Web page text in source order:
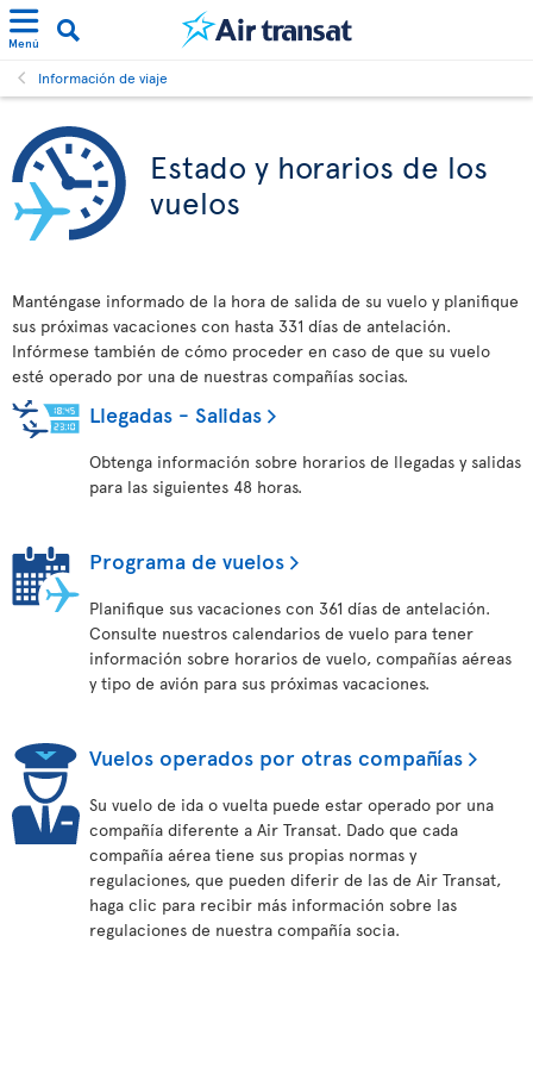
Menú
Información de viaje
Estado y horarios de los
vuelos
Manténgase informado de la hora de salida de su vuelo y planifique
sus próximas vacaciones con hasta 331 días de antelación.
Infórmese también de cómo proceder en caso de que su vuelo
esté operado por una de nuestras compañías socias.
Llegadas - Salidas
Obtenga información sobre horarios de llegadas y salidas
para las siguientes 48 horas.
Programa de vuelos
Planifique sus vacaciones con 361 días de antelación.
Consulte nuestros calendarios de vuelo para tener
información sobre horarios de vuelo, compañías aéreas
y tipo de avión para sus próximas vacaciones.
Vuelos operados por otras compañías
Su vuelo de ida o vuelta puede estar operado por una
compañía diferente a Air Transat. Dado que cada
compañía aérea tiene sus propias normas y
regulaciones, que pueden diferir de las de Air Transat,
haga clic para recibir más información sobre las
regulaciones de nuestra compañía socia.